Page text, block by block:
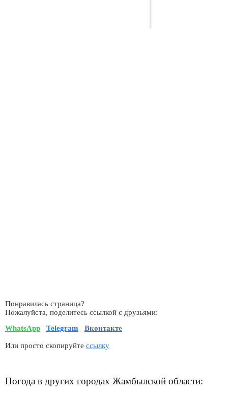
Понравилась страница?
Пожалуйста, поделитесь ссылкой с друзьями:
WhatsApp
Telegram Вконтакте
Или просто скопируйте ссылку
Погода в других городах Жамбылской области: